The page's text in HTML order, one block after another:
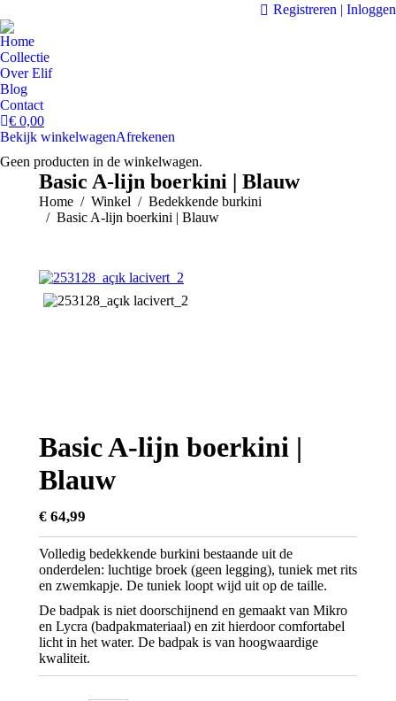
Registreren | Inloggen
Home
Collectie
Over Elif
Blog
Contact
€ 0,00
Bekijk winkelwagenAfrekenen
Geen producten in de winkelwagen.
Basic A-lijn boerkini | Blauw
Je bent hier:
Home Winkel
Bedekkende burkini
Basic A-lijn boerkini | Blauw
Basic A-lijn boerkini |
Blauw
€ 64,99
Volledig bedekkende burkini bestaande uit de
onderdelen: luchtige broek (geen legging), tuniek met rits
en zwemkapje. De tuniek loopt wijd uit op de taille.
De badpak is niet doorschijnend en gemaakt van Mikro
en Lycra (badpakmateriaal) en zit hierdoor comfortabel
licht in het water. De badpak is van hoogwaardige
kwaliteit.